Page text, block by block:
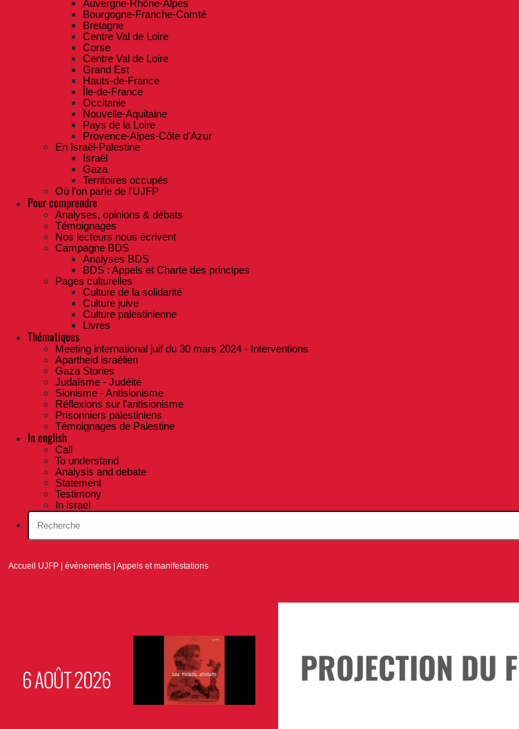
Auvergne-Rhône-Alpes
Bourgogne-Franche-Comté
Bretagne
Centre Val de Loire
Corse
Centre Val de Loire
Grand Est
Hauts-de-France
Île-de-France
Occitanie
Nouvelle-Aquitaine
Pays de la Loire
Provence-Alpes-Côte d'Azur
En Israël-Palestine
Israël
Gaza
Territoires occupés
Où l'on parle de l'UJFP
Pour comprendre
Analyses, opinions & débats
Témoignages
Nos lecteurs nous écrivent
Campagne BDS
Analyses BDS
BDS : Appels et Charte des principes
Pages culturelles
Culture de la solidarité
Culture juive
Culture palestinienne
Livres
Thématiques
Meeting international juif du 30 mars 2024 - Interventions
Apartheid israélien
Gaza Stories
Judaïsme - Judéité
Sionisme - Antisionisme
Réflexions sur l’antisionisme
Prisonniers palestiniens
Témoignages de Palestine
In english
Call
To understand
Analysis and debate
Statement
Testimony
In israel
Accueil UJFP |événements |Appels et manifestations
6 AOÛT 2026 PROJECTION DU